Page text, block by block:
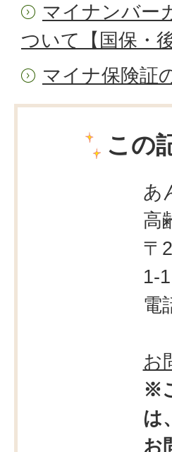
マイナンバー
ついて【国保・
マイナ保険証
この
あ
高
〒
1-
電
お
※
は
お